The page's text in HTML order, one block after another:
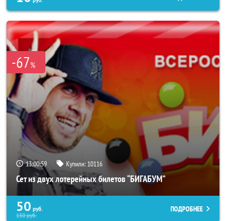
-67%
13:00:55 Купили: 10116
Сет из двух лотерейных билетов “БИГАБУМ”
50 руб.
150руб.
ПОДРОБНЕЕ